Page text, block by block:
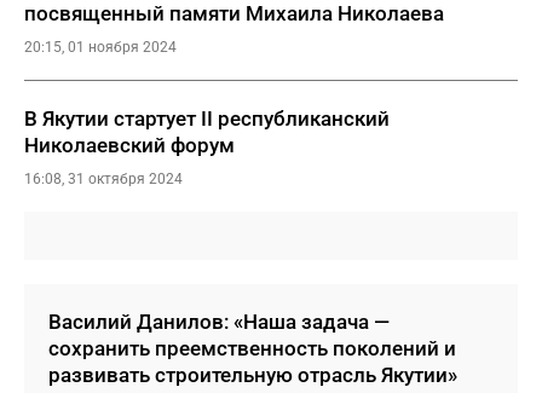
посвященный памяти Михаила Николаева
20:15, 01 ноября 2024
В Якутии стартует II республиканский
Николаевский форум
16:08, 31 октября 2024
Василий Данилов: «Наша задача —
сохранить преемственность поколений и
развивать строительную отрасль Якутии»